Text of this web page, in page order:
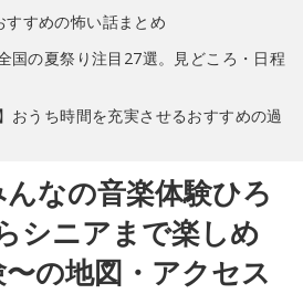
すすめの怖い話まとめ
国の夏祭り注目27選。見どころ・日程
おうち時間を充実させるおすすめの過
なの音楽体験ひろ
ニアまで楽しめ
の地図・アクセス